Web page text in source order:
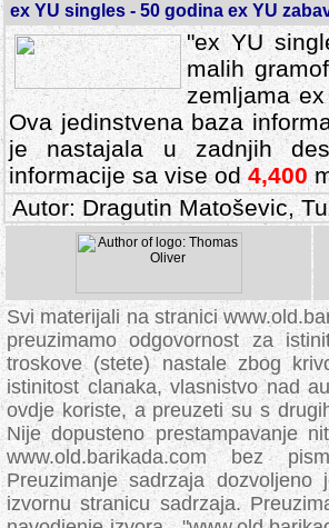
ex YU singles - 50 godina ex YU
"ex YU
malih
zemljama
Ova jedinstvena baza
je nastajala u zadnjih
informacije sa vise od 4,400
Autor: Dragutin Matoševic,
Svi materijali na stranici
preuzimamo odgovornost za
troskove (stete) nastale zbog
istinitost clanaka, vlasnistvo nad
ovdje koriste, a preuzeti su s
Nije dopusteno prestampavanje
www.old.barikada.com bez
Preuzimanje sadrzaja
izvornu stranicu sadrzaja.